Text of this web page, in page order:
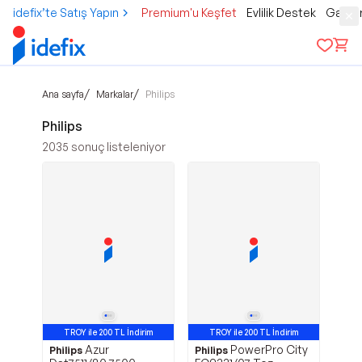
idefix’te Satış Yapın Premium'u Keşfet Evlilik Destek
Ana sayfa/ Markalar/ Philips
Philips
2035 sonuç listeleniyor
TROY ile 200 TL İndirim
Philips Azur
TROY ile 200 TL İndirim
Philips PowerPro City